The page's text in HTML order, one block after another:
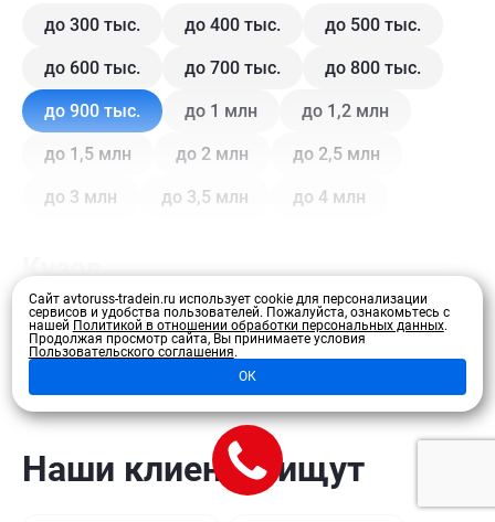
до 300 тыс. до 400 тыс. до 500 тыс.
до 600 тыс. до 700 тыс. до 800 тыс.
до 900 тыс. до 1 млн до 1,2 млн
до 1,5 млн до 2 млн до 2,5 млн
до 3 млн до 3,5 млн до 4 млн
Кузов
Купе Внедорожник Внедорожник 5 дв.
Седан Хэтчбек 3 дв. Хэтчбек 5 дв.
Лифтбэк Минивэн Кроссовер
Универсал Универсал 5 дв.
Развернуть
Наши клиенты ищут
Сайт avtoruss-tradein.ru использует cookie для персонализации
сервисов и удобства пользователей. Пожалуйста, ознакомьтесь с
нашей Политикой в отношении обработки персональных данных.
Продолжая просмотр сайта, Вы принимаете условия
Пользовательского соглашения.
ОК